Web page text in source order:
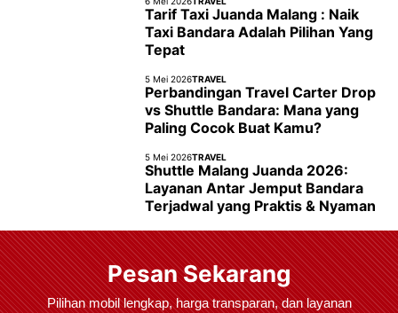
Tarif Taxi Juanda Malang : Naik
Taxi Bandara Adalah Pilihan Yang
Tepat
5 Mei 2026TRAVEL
Perbandingan Travel Carter Drop
vs Shuttle Bandara: Mana yang
Paling Cocok Buat Kamu?
5 Mei 2026TRAVEL
Shuttle Malang Juanda 2026:
Layanan Antar Jemput Bandara
Terjadwal yang Praktis & Nyaman
Pesan Sekarang
Pilihan mobil lengkap, harga transparan, dan layanan